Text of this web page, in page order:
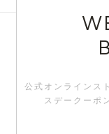
公式オンラインス
スデークーポ